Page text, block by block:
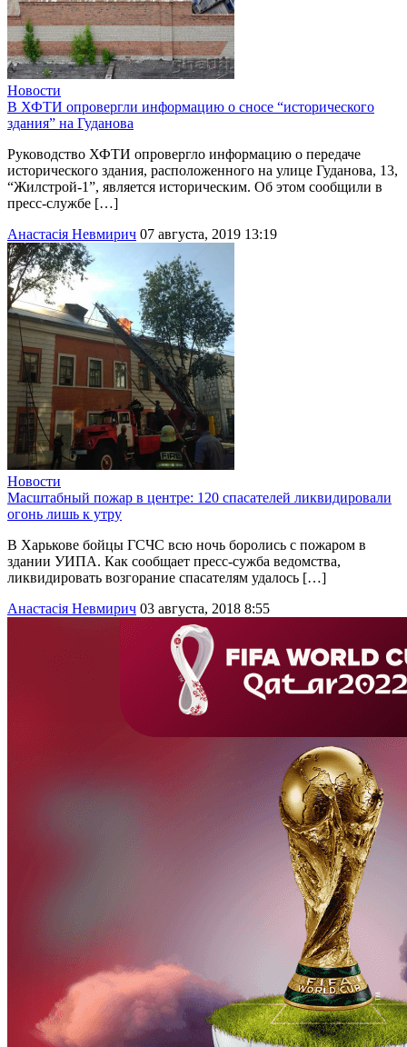
Новости
В ХФТИ опровергли информацию о сносе “исторического
здания” на Гуданова
Руководство ХФТИ опровергло информацию о передаче
исторического здания, расположенного на улице Гуданова, 13,
“Жилстрой-1”, является историческим. Об этом сообщили в
пресс-службе […]
Анастасія Невмирич 07 августа, 2019 13:19
Новости
Масштабный пожар в центре: 120 спасателей ликвидировали
огонь лишь к утру
В Харькове бойцы ГСЧС всю ночь боролись с пожаром в
здании УИПА. Как сообщает пресс-сужба ведомства,
ликвидировать возгорание спасателям удалось […]
Анастасія Невмирич 03 августа, 2018 8:55